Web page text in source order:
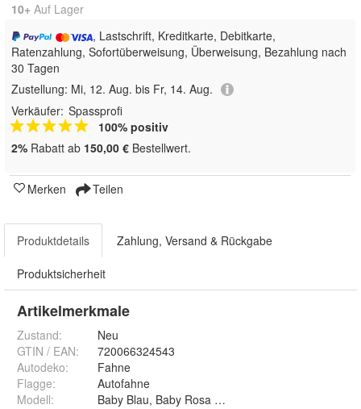
10+ Auf Lager
, Lastschrift, Kreditkarte, Debitkarte,
Ratenzahlung, Sofortüberweisung, Überweisung, Bezahlung nach
30 Tagen
Zustellung: Mi, 12. Aug. bis Fr, 14. Aug.
Verkäufer: Spassprofi
100% positiv
2% Rabatt ab 150,00 € Bestellwert.
Merken Teilen
Produktdetails Zahlung, Versand & Rückgabe
Produktsicherheit
Artikelmerkmale
Zustand:
Neu
GTIN / EAN:
720066324543
Autodeko:
Fahne
Flagge:
Autofahne
Modell: